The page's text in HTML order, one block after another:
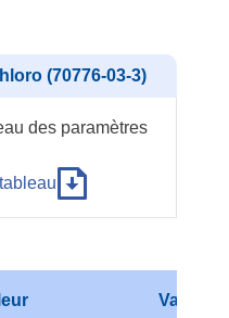
(70776-03-3)
des paramètres
Valeur